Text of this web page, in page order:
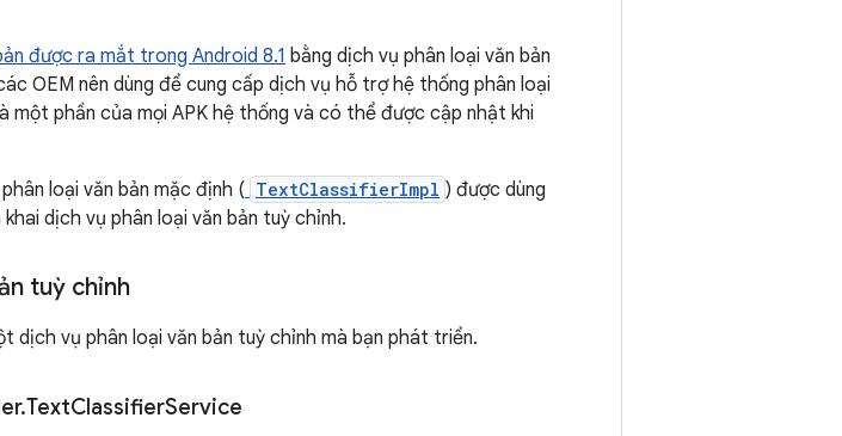
được ra mắt trong Android 8.1 bằng dịch vụ phân loại văn bản
OEM nên dùng để cung cấp dịch vụ hỗ trợ hệ thống phân loại
một phần của mọi APK hệ thống và có thể được cập nhật khi
loại văn bản mặc định ( TextClassifierImpl ) được dùng
dịch vụ phân loại văn bản tuỳ chỉnh.
tuỳ chỉnh
dịch vụ phân loại văn bản tuỳ chỉnh mà bạn phát triển.
.TextClassifierService